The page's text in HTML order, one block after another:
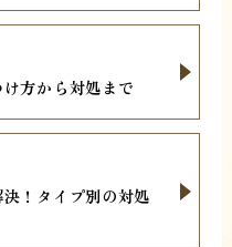
方から対処まで
！タイプ別の対処